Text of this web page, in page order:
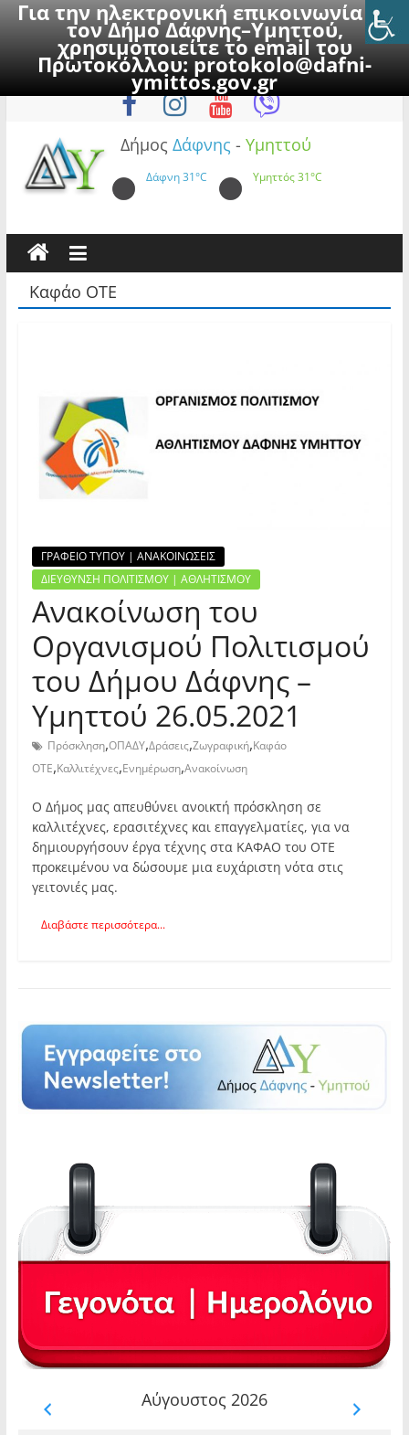
Για την ηλεκτρονική επικοινωνία με
τον Δήμο Δάφνης–Υμηττού,
χρησιμοποιείτε το email του
Πρωτοκόλλου:protokolo@dafni-
ymittos.gov.gr
to
Σάββατο, 8 Αυγούστου 2026
Δήμος Δάφνης - Υμηττού
Δάφνη31°C Υμηττός31°C
Καφάο ΟΤΕ
ΓΡΑΦΕΙΟ ΤΥΠΟΥ | ΑΝΑΚΟΙΝΩΣΕΙΣ
ΔΙΕΥΘΥΝΣΗ ΠΟΛΙΤΙΣΜΟΥ | ΑΘΛΗΤΙΣΜΟΥ
Ανακοίνωση του
Οργανισμού Πολιτισμού
του Δήμου Δάφνης –
Υμηττού 26.05.2021
Πρόσκληση,ΟΠΑΔΥ,Δράσεις,Ζωγραφική,Καφάο
ΟΤΕ,Καλλιτέχνες,Ενημέρωση,Ανακοίνωση
Ο Δήμος μας απευθύνει ανοικτή πρόσκληση σε
καλλιτέχνες, ερασιτέχνες και επαγγελματίες, για να
δημιουργήσουν έργα τέχνης στα ΚΑΦΑΟ του ΟΤΕ
προκειμένου να δώσουμε μια ευχάριστη νότα στις
γειτονιές μας.
Διαβάστε περισσότερα...
Αύγουστος 2026